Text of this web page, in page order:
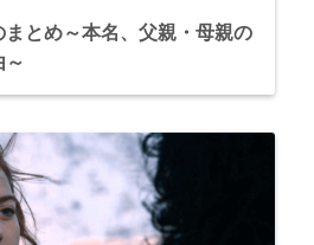
とめ～本名、父親・母親の
～